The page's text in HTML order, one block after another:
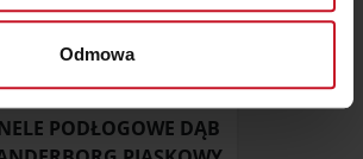
odnośnie tego, jak Twoje osobiste
oraz ustaw własne preferencje w
swoją zgodę w dowolnej chwili.
Odmowa
PODŁOGOWE DĄB